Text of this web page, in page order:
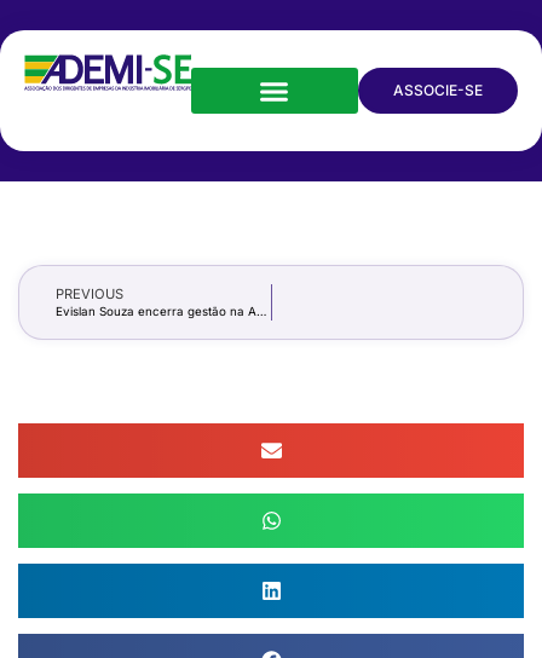
ASSOCIE-SE
PREVIOUS
Evislan Souza encerra gestão na ADEMI destacando avanços do setor imobiliário e desejando sucesso ao novo presidente